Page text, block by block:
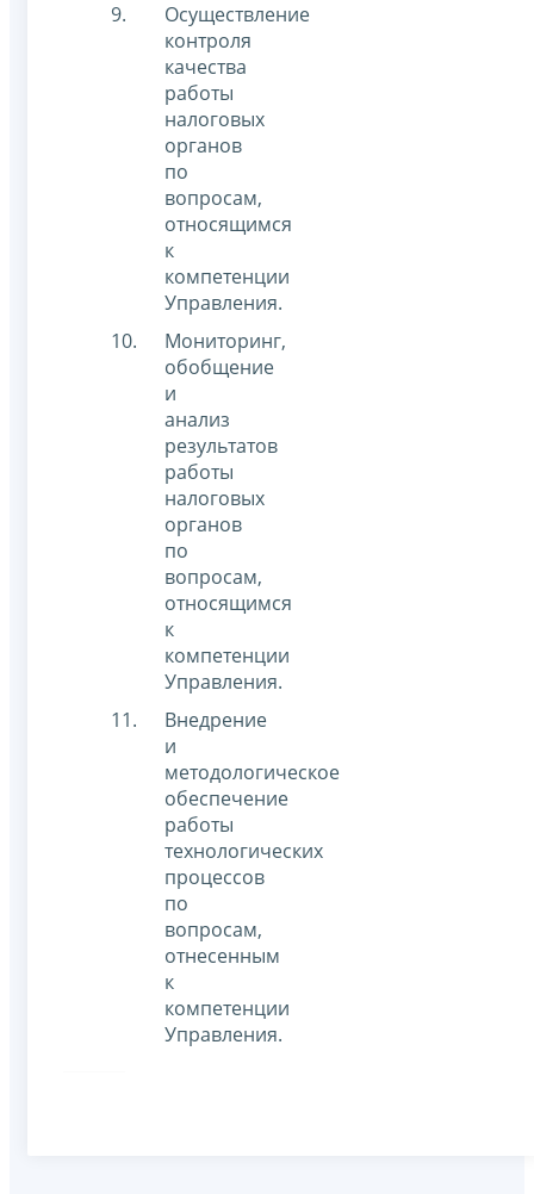
Осуществление
контроля
качества
работы
налоговых
органов
по
вопросам,
относящимся
к
компетенции
Управления.
Мониторинг,
обобщение
и
анализ
результатов
работы
налоговых
органов
по
вопросам,
относящимся
к
компетенции
Управления.
Внедрение
и
методологическое
обеспечение
работы
технологических
процессов
по
вопросам,
отнесенным
к
компетенции
Управления.